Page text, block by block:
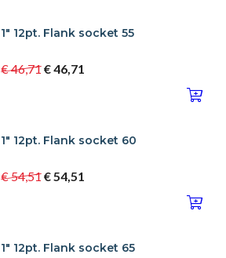
1" 12pt. Flank socket 55
€ 46,71€ 46,71
1" 12pt. Flank socket 60
€ 54,51€ 54,51
1" 12pt. Flank socket 65